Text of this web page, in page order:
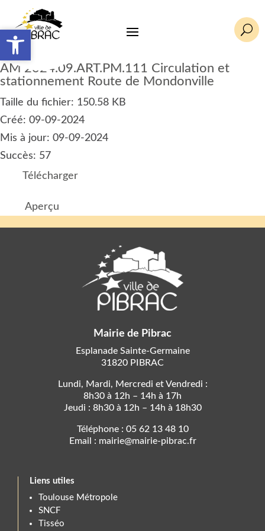
Ouvrir la barre d’outils U
AM 2024.09.ART.PM.111 Circulation et
stationnement Route de Mondonville
Taille du fichier: 150.58 KB
Créé: 09-09-2024
Mis à jour: 09-09-2024
Succès: 57
Télécharger
Aperçu
Mairie de Pibrac
Esplanade Sainte-Germaine
31820 PIBRAC
Lundi, Mardi, Mercredi et Vendredi :
8h30 à 12h – 14h à 17h
Jeudi : 8h30 à 12h – 14h à 18h30
Téléphone : 05 62 13 48 10
Email : mairie@mairie-pibrac.fr
Liens utiles
Toulouse Métropole
SNCF
Tisséo
Ouvrir la barre d’outils